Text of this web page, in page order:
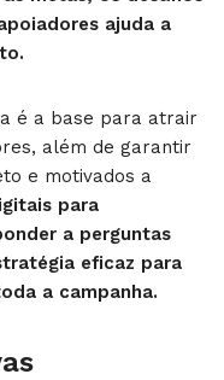
ajuda a
é a base para atrair
além de garantir
e motivados a
para
a perguntas
eficaz para
a campanha.